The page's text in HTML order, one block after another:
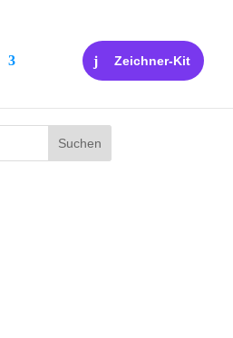
Zeichner-Kit